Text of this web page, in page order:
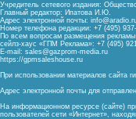
Учредитель сетевого издания:
Главный редактор: Ипатова И.Ю.
Адрес электронной почты:
Номер телефона редакции: +7 (495)
По всем вопросам размещения
сейлз-хаус «ГПМ Реклама»: +7 (495)
E-mail: sales@gazprom-media.ru
https://gpmsaleshouse.ru
При использовании материалов сайта
Адрес электронной почты для
На информационном ресурсе (сайте)
пользователей сети «Интернет»,